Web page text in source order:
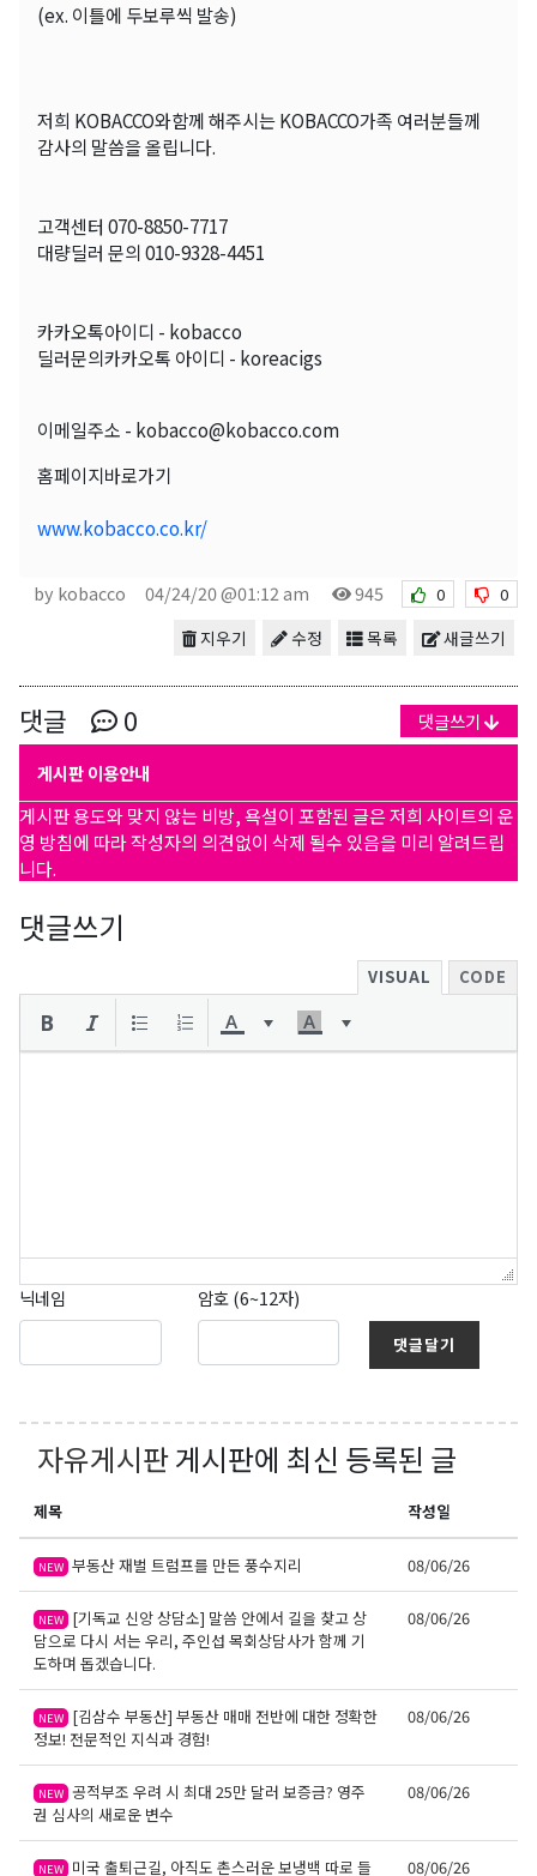
(ex. 이틀에 두보루씩 발송)
저희 KOBACCO와함께 해주시는 KOBACCO가족 여러분들께
감사의 말씀을 올립니다.
고객센터 070-8850-7717
대량딜러 문의 010-9328-4451
카카오톡아이디 - kobacco
딜러문의카카오톡 아이디 - koreacigs
이메일주소 - kobacco@kobacco.com
홈페이지바로가기
www.kobacco.co.kr/
by kobacco 04/24/20 @01:12 am 945 0 0
새글쓰기
목록
수정
지우기
댓글 0 댓글쓰기
게시판 이용안내
게시판 용도와 맞지 않는 비방, 욕설이 포함된 글은 저희 사이트의 운
영 방침에 따라 작성자의 의견없이 삭제 될수 있음을 미리 알려드립
니다.
댓글쓰기
VISUAL CODE
닉네임 암호 (6~12자)
댓글달기
자유게시판게시판에 최신 등록된 글
제목 작성일
NEW 부동산 재벌 트럼프를 만든 풍수지리 08/06/26
NEW [기독교 신앙 상담소] 말씀 안에서 길을 찾고 상
담으로 다시 서는 우리, 주인섭 목회상담사가 함께 기
도하며 돕겠습니다.
08/06/26
NEW [김삼수 부동산] 부동산 매매 전반에 대한 정확한
정보! 전문적인 지식과 경험!
08/06/26
NEW 공적부조 우려 시 최대 25만 달러 보증금? 영주
권 심사의 새로운 변수
08/06/26
NEW 미국 출퇴근길, 아직도 촌스러운 보냉백 따로 들
08/06/26
오레곤K 뉴스레터 구독
매주 오레곤K 뉴스레터를 통해 다양한 로컬소식과
오레곤 한인 사회 정보를 받아보실수 있습니다.
Email